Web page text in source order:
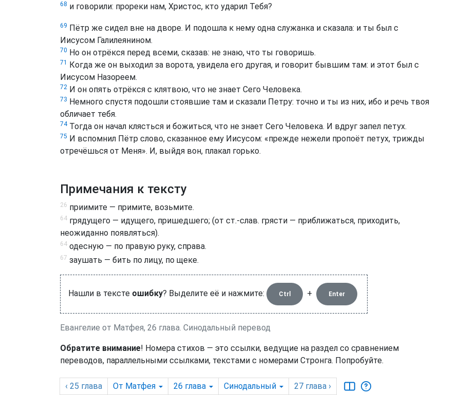
68 и говорили: прореки нам, Христос, кто ударил Тебя?
69 Пётр же сидел вне на дворе. И подошла к нему одна служанка и сказала: и ты был с
Иисусом Галилеянином.
70 Но он отрёкся перед всеми, сказав: не знаю, что ты говоришь.
71 Когда же он выходил за ворота, увидела его другая, и говорит бывшим там: и этот был с
Иисусом Назореем.
72 И он опять отрёкся с клятвою, что не знает Сего Человека.
73 Немного спустя подошли стоявшие там и сказали Петру: точно и ты из них, ибо и речь твоя
обличает тебя.
74Тогда он начал клясться и божиться, что не знает Сего Человека. И вдруг запел петух.
75 И вспомнил Пётр слово, сказанное ему Иисусом: «прежде нежели пропоёт петух, трижды
отречёшься от Меня». И, выйдя вон, плакал горько.
Примечания к тексту
26 приимите — примите, возьмите.
64 грядущего — идущего, пришедшего; (от ст.-слав. грясти — приближаться, приходить,
неожиданно появляться).
64 одесную — по правую руку, справа.
67 заушать — бить по лицу, по щеке.
Нашли в тексте ошибку? Выделите её и нажмите: Ctrl + Enter
Евангелие от Матфея, 26 глава. Синодальный перевод
Обратите внимание! Номера стихов — это ссылки, ведущие на раздел со сравнением
переводов, параллельными ссылками, текстами с номерами Стронга. Попробуйте.
‹ 25 глава От Матфея 26 глава Синодальный 27 глава ›